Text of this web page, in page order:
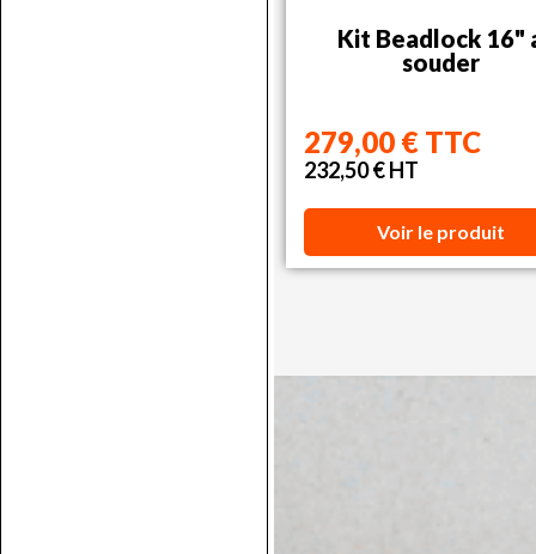
Kit Beadlock 16"
souder
279,00 € TTC
232,50 € HT
Voir le produit